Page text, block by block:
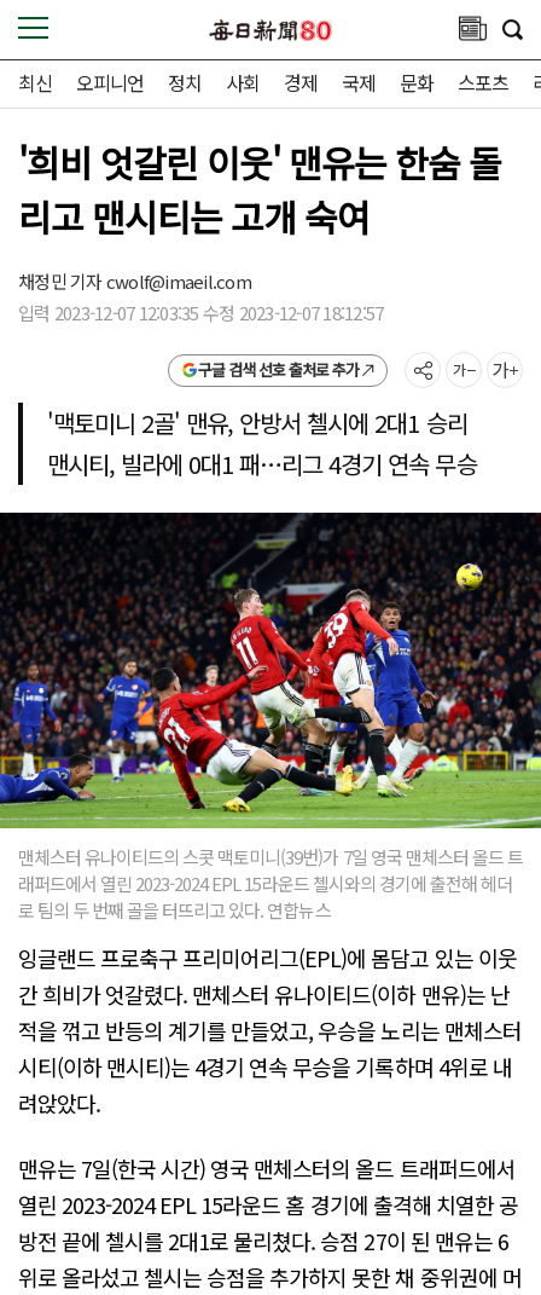
최신 오피니언 정치 사회 경제 국제 문화 스포츠
'희비 엇갈린 이웃' 맨유는 한숨 돌
리고 맨시티는 고개 숙여
채정민 기자cwolf@imaeil.com
입력 2023-12-07 12:03:35 수정 2023-12-07 18:12:57
구글 검색 선호 출처로 추가
'맥토미니 2골' 맨유, 안방서 첼시에 2대1 승리
맨시티, 빌라에 0대1 패…리그 4경기 연속 무승
맨체스터 유나이티드의 스콧 맥토미니(39번)가 7일 영국 맨체스터 올드 트
래퍼드에서 열린 2023-2024 EPL 15라운드 첼시와의 경기에 출전해 헤더
로 팀의 두 번째 골을 터뜨리고 있다. 연합뉴스
잉글랜드 프로축구 프리미어리그(EPL)에 몸담고 있는 이웃
간 희비가 엇갈렸다. 맨체스터 유나이티드(이하 맨유)는 난
적을 꺾고 반등의 계기를 만들었고, 우승을 노리는 맨체스터
시티(이하 맨시티)는 4경기 연속 무승을 기록하며 4위로 내
려앉았다.
맨유는 7일(한국 시간) 영국 맨체스터의 올드 트래퍼드에서
열린 2023-2024 EPL 15라운드 홈 경기에 출격해 치열한 공
방전 끝에 첼시를 2대1로 물리쳤다. 승점 27이 된 맨유는 6
위로 올라섰고 첼시는 승점을 추가하지 못한 채 중위권에 머